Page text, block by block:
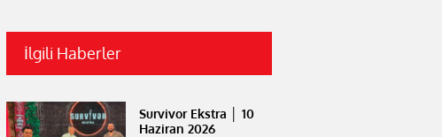
İlgili Haberler
Survivor Ekstra │ 10
Haziran 2026